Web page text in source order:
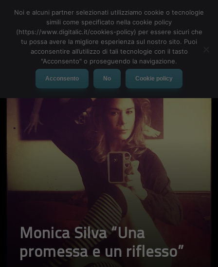
MENU
Monica Silva “Una
promessa e un riflesso”
Noi e alcuni partner selezionati utilizziamo cookie o tecnologie
simili come specificato nella cookie policy
(https://www.digitalic.it/cookies-policy) per essere sicuri che
tu possa avere la migliore esperienza sul nostro sito. Puoi
acconsentire all’utilizzo di tali tecnologie con il tasto
"Acconsento" o proseguendo la navigazione.
Acconsento No Cookie policy